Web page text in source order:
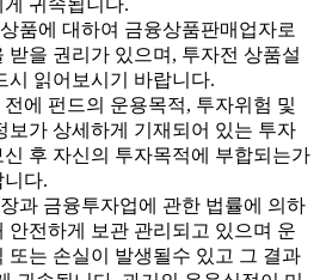
품에 대하여 금융상품판매업자로
받을 권리가 있으며, 투자전 상품설
시 읽어보시기 바랍니다.
에 펀드의 운용목적, 투자위험 및
보가 상세하게 기재되어 있는 투자
후 자신의 투자목적에 부합되는가
다.
과 금융투자업에 관한 법률에 의하
안전하게 보관 관리되고 있으며 운
또는 손실이 발생될수 있고 그 결과